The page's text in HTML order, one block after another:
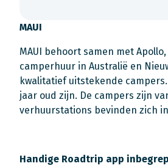
MAUI
MAUI behoort samen met
camperhuur in Australië en
kwalitatief uitstekende
jaar oud zijn. De campers zijn
verhuurstations bevinden zich
Handige Roadtrip app